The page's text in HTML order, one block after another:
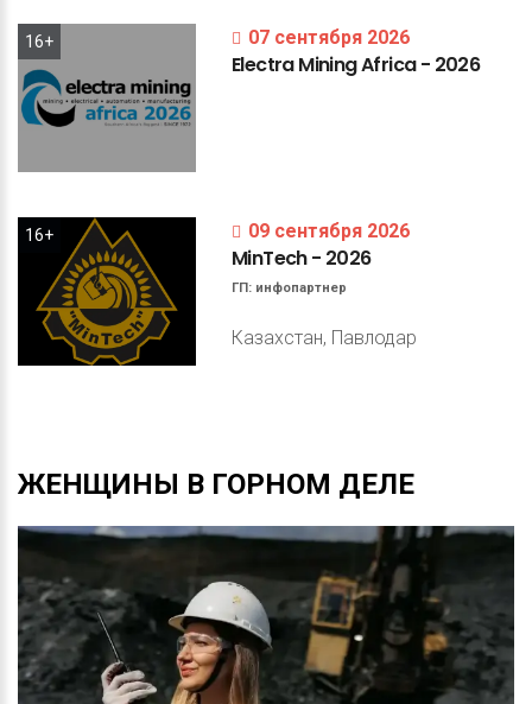
16+ 07 сентября 2026
ElectraMiningAfrica- 2026
16+ 09 сентября 2026
MinTech- 2026
ГП: инфопартнер
Казахстан, Павлодар
ЖЕНЩИНЫ В ГОРНОМ ДЕЛЕ